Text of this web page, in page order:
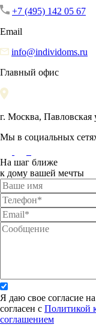
+7 (495) 142 05 67
Email
info@individoms.ru
Главный офис
г. Москва, Павловская
Мы в социальных
На шаг ближе
к дому вашей мечты
Я даю свое согласие
согласен с Политикой
соглашением